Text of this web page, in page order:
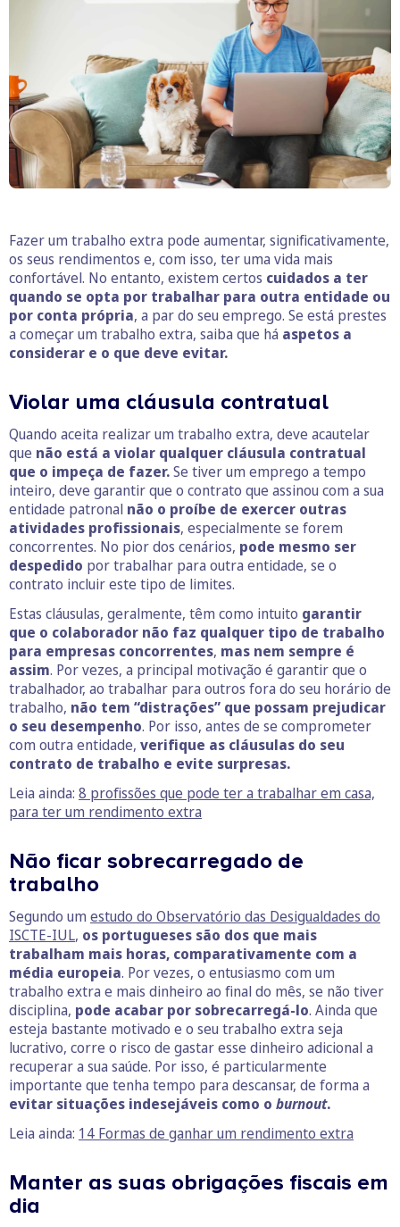
Fazer um trabalho extra pode aumentar, significativamente,
os seus rendimentos e, com isso, ter uma vida mais
confortável. No entanto, existem certos cuidados a ter
quando se opta por trabalhar para outra entidade ou
por conta própria, a par do seu emprego. Se está prestes
a começar um trabalho extra, saiba que há aspetos a
considerar e o que deve evitar.
Violar uma cláusula contratual
Quando aceita realizar um trabalho extra, deve acautelar
que não está a violar qualquer cláusula contratual
que o impeça de fazer.Se tiver um emprego a tempo
inteiro, deve garantir que o contrato que assinou com a sua
entidade patronal não o proíbe de exercer outras
atividades profissionais, especialmente se forem
concorrentes. No pior dos cenários, pode mesmo ser
despedido por trabalhar para outra entidade, se o
contrato incluir este tipo de limites.
Estas cláusulas, geralmente, têm como intuito garantir
que o colaborador não faz qualquer tipo de trabalho
para empresas concorrentes, mas nem sempre é
assim. Por vezes, a principal motivação é garantir que o
trabalhador, ao trabalhar para outros fora do seu horário de
trabalho, não tem “distrações” que possam prejudicar
o seu desempenho. Por isso, antes de se comprometer
com outra entidade, verifique as cláusulas do seu
contrato de trabalho e evite surpresas.
Leia ainda: 8 profissões que pode ter a trabalhar em casa,
para ter um rendimento extra
Não ficar sobrecarregado de
trabalho
Segundo um estudo do Observatório das Desigualdades do
ISCTE-IUL, os portugueses são dos que mais
trabalham mais horas, comparativamente com a
média europeia. Por vezes, o entusiasmo com um
trabalho extra e mais dinheiro ao final do mês, se não tiver
disciplina, pode acabar por sobrecarregá-lo. Ainda que
esteja bastante motivado e o seu trabalho extra seja
lucrativo, corre o risco de gastar esse dinheiro adicional a
recuperar a sua saúde. Por isso, é particularmente
importante que tenha tempo para descansar, de forma a
evitar situações indesejáveis como o burnout.
Leia ainda: 14 Formas de ganhar um rendimento extra
Manter as suas obrigações fiscais em
dia